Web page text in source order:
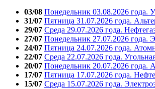
03/08 Понедельник 03.08.2026 года.
31/07 Пятница 31.07.2026 года.
29/07 Среда 29.07.2026 года.
27/07 Понедельник 27.07.2026 года.
24/07 Пятница 24.07.2026 года.
22/07 Среда 22.07.2026 года.
20/07 Понедельник 20.07.2026 года.
17/07 Пятница 17.07.2026 года.
15/07 Среда 15.07.2026 года.